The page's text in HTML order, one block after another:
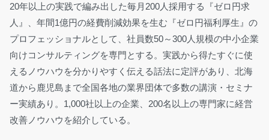
20年以上の実践で編み出した毎月200人採用する『ゼロ円求
人』、年間1億円の経費削減効果を生む『ゼロ円福利厚生』の
プロフェッショナルとして、社員数50～300人規模の中小企業
向けコンサルティングを専門とする。実践から得たすぐに使
えるノウハウを分かりやすく伝える話法に定評があり、北海
道から鹿児島まで全国各地の業界団体で多数の講演・セミナ
ー実績あり。1,000社以上の企業、200名以上の専門家に経営
改善ノウハウを紹介している。